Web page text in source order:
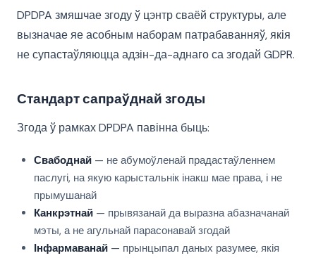
DPDPA змяшчае згоду ў цэнтр сваёй структуры, але
вызначае яе асобным наборам патрабаванняў, якія
не супастаўляюцца адзін-да-аднаго са згодай GDPR.
Стандарт сапраўднай згоды
Згода ў рамках DPDPA павінна быць:
Свабоднай — не абумоўленай прадастаўленнем
паслугі, на якую карыстальнік інакш мае права, і не
прымушанай
Канкрэтнай — прывязанай да выразна абазначанай
мэты, а не агульнай парасонавай згодай
Інфармаванай — прынцыпал даных разумее, якія